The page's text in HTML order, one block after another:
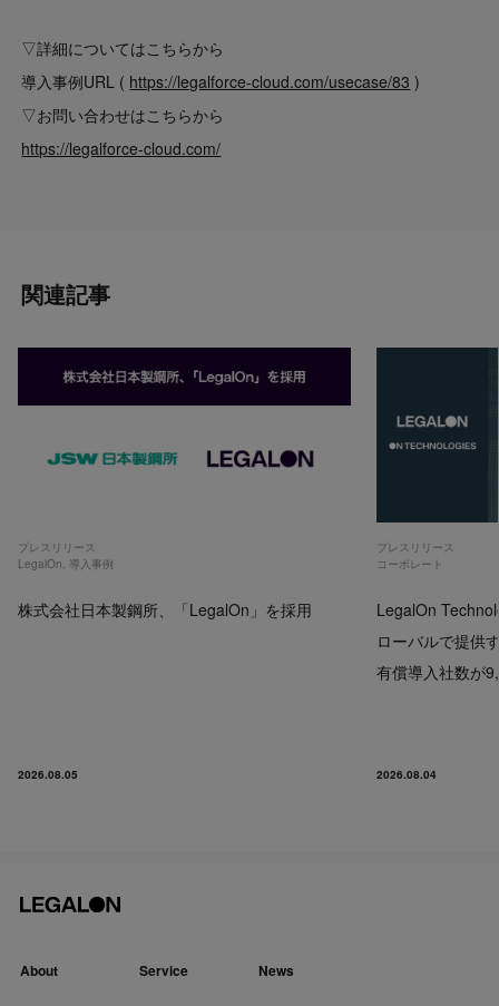
▽詳細についてはこちらから
導入事例URL ( https://legalforce-cloud.com/usecase/83 )
▽お問い合わせはこちらから
https://legalforce-cloud.com/
関連記事
プレスリリース
LegalOn 導入事例
株式会社日本製鋼所、「LegalOn」を採用
2026.08.05
プレスリリース
コーポレート
LegalOn
ローバルで提供
有償導入社数が
2026.08.04
About Service News